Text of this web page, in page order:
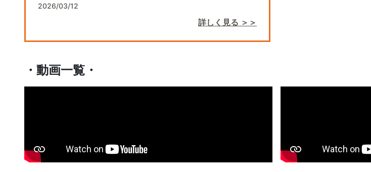
2026/03/12
詳しく見る ＞＞
・動画一覧・